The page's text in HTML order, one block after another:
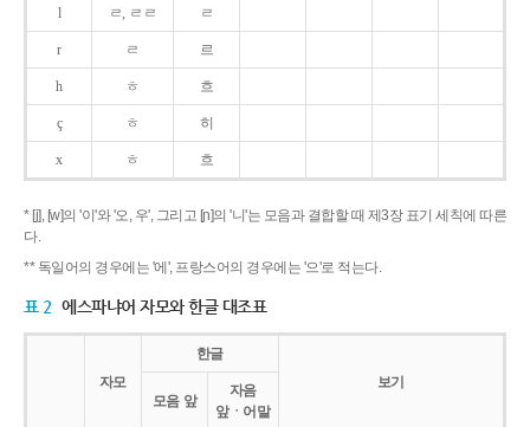
l ㄹ, ㄹㄹ ㄹ
r ㄹ 르
h ㅎ 흐
ç ㅎ 히
x ㅎ 흐
* [j], [w]의 '이'와 '오, 우', 그리고 [ɲ]의 '니'는 모음과 결합할 때 제3장 표기 세칙에 따른
다.
** 독일어의 경우에는 '에', 프랑스어의 경우에는 '으'로 적는다.
표 2 에스파냐어 자모와 한글 대조표
자모
한글
보기
모음 앞
자음
앞ㆍ어말